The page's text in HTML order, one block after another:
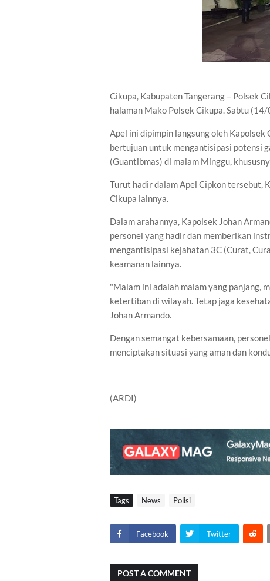
Cikupa, Kabupaten Tangerang – Polsek
halaman Mako Polsek Cikupa. Sabtu
Apel ini dipimpin langsung oleh Kapolsek
bertujuan untuk mengantisipasi potensi
(Guantibmas) di malam Minggu,
Turut hadir dalam Apel Cipkon tersebut,
Cikupa lainnya.
Dalam arahannya, Kapolsek Johan
personel yang hadir dan memberikan
mengantisipasi kejahatan 3C (Curat,
keamanan lainnya.
"Malam ini adalah malam yang panjang,
ketertiban di wilayah. Tetap jaga
Johan Armando.
Dengan semangat kebersamaan,
menciptakan situasi yang aman dan
(ARDI)
Tags News Polisi
Facebook Twitter
POST A COMMENT